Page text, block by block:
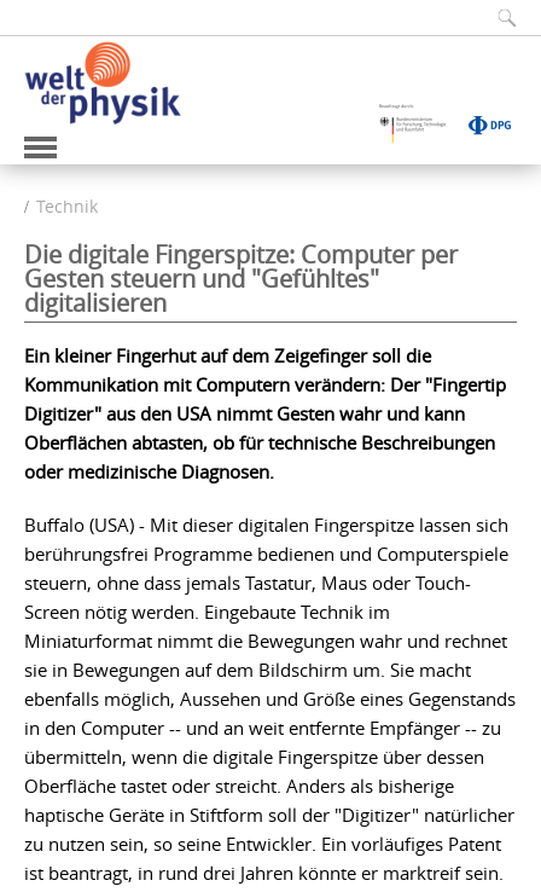
Technik
Die digitale Fingerspitze: Computer per
Gesten steuern und "Gefühltes"
digitalisieren
Ein kleiner Fingerhut auf dem Zeigefinger soll die
Kommunikation mit Computern verändern: Der "Fingertip
Digitizer" aus den USA nimmt Gesten wahr und kann
Oberflächen abtasten, ob für technische Beschreibungen
oder medizinische Diagnosen.
Buffalo (USA) - Mit dieser digitalen Fingerspitze lassen sich
berührungsfrei Programme bedienen und Computerspiele
steuern, ohne dass jemals Tastatur, Maus oder Touch-
Screen nötig werden. Eingebaute Technik im
Miniaturformat nimmt die Bewegungen wahr und rechnet
sie in Bewegungen auf dem Bildschirm um. Sie macht
ebenfalls möglich, Aussehen und Größe eines Gegenstands
in den Computer -- und an weit entfernte Empfänger -- zu
übermitteln, wenn die digitale Fingerspitze über dessen
Oberfläche tastet oder streicht. Anders als bisherige
haptische Geräte in Stiftform soll der "Digitizer" natürlicher
zu nutzen sein, so seine Entwickler. Ein vorläufiges Patent
ist beantragt, in rund drei Jahren könnte er marktreif sein.